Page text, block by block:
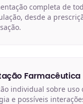
completa de
desde a
Farmacêutica
individual sobre uso
e possíveis